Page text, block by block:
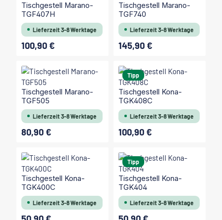
Tischgestell Marano-
TGF407H
Lieferzeit 3-8 Werktage
Regulärer Preis:
100,90 €
Tischgestell Marano-
TGF740
Lieferzeit 3-8 Werktage
Regulärer Preis:
145,90 €
Tischgestell Marano-
TGF505
Lieferzeit 3-8 Werktage
Regulärer Preis:
80,90 €
Tipp
Tischgestell Kona-
TGK408C
Lieferzeit 3-8 Werktage
Regulärer Preis:
100,90 €
Tischgestell Kona-
TGK400C
Lieferzeit 3-8 Werktage
Regulärer Preis:
Tipp
Tischgestell Kona-
TGK404
Lieferzeit 3-8 Werktage
Regulärer Preis: